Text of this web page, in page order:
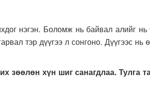
Боломж нь байвал алийг нь
тэр дүүгээ л сонгоно. Дүүгээс нь
зөөлөн хүн шиг санагдлаа. Тулга